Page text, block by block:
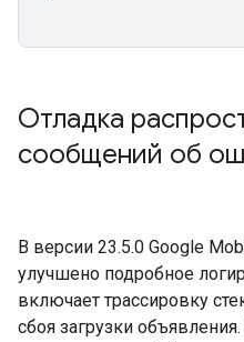
Отладка
сообщений об
В версии 23.5.0 Google
улучшено подробное
включает трассировку
сбоя загрузки